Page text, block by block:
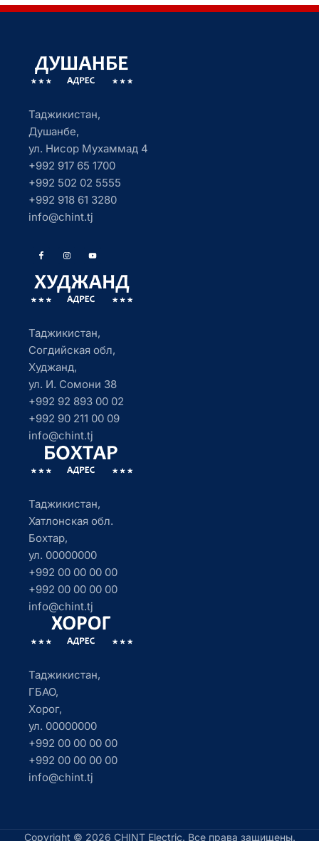
Таджикистан,
Душанбе,
ул. Нисор Мухаммад 4
+992 917 65 1700
+992 502 02 5555
+992 918 61 3280
info@chint.tj
Таджикистан,
Согдийская обл,
Худжанд,
ул. И. Сомони 38
+992 92 893 00 02
+992 90 211 00 09
info@chint.tj
Таджикистан,
Хатлонская обл.
Бохтар,
ул. 00000000
+992 00 00 00 00
+992 00 00 00 00
info@chint.tj
Таджикистан,
ГБАО,
Хорог,
ул. 00000000
+992 00 00 00 00
+992 00 00 00 00
info@chint.tj
Copyright © 2026 CHINT Electric. Все права защищены.